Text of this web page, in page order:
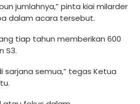
jumlahnya,” pinta kiai milarder
dalam acara tersebut.
tiap tahun memberikan 600
S3.
sarjana semua,” tegas Ketua